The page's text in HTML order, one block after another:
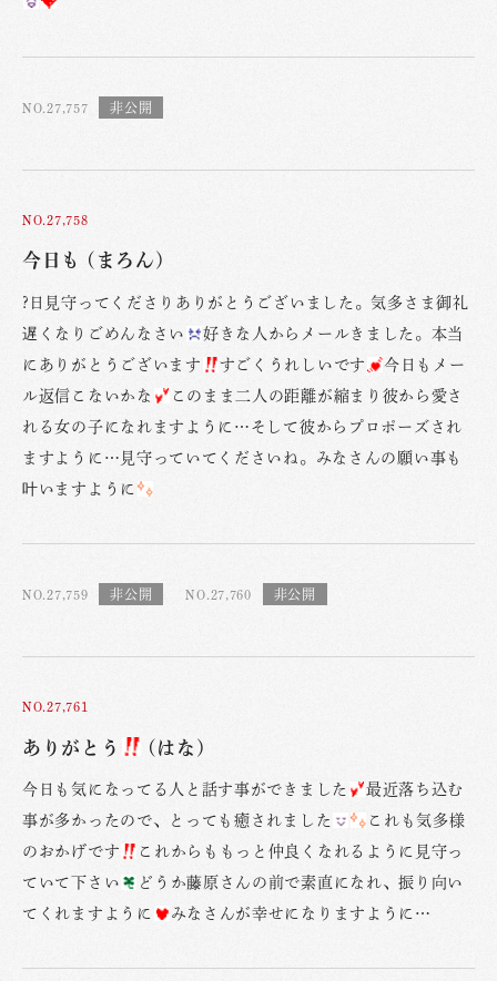
NO.27,757
NO.27,758
今日も (まろん)
?日見守ってくださりありがとうございました。気多さま御礼
遅くなりごめんなさい
好きな人からメールきました。本当
にありがとうございます
すごくうれしいです
今日もメー
ル返信こないかな
このまま二人の距離が縮まり彼から愛さ
れる女の子になれますように…そして彼からプロポーズされ
ますように…見守っていてくださいね。みなさんの願い事も
叶いますように
NO.27,759 NO.27,760
NO.27,761
ありがとう (はな)
今日も気になってる人と話す事ができました
最近落ち込む
事が多かったので、とっても癒されました
これも気多様
のおかげです
これからももっと仲良くなれるように見守っ
ていて下さい
どうか藤原さんの前で素直になれ、振り向い
てくれますように
みなさんが幸せになりますように…